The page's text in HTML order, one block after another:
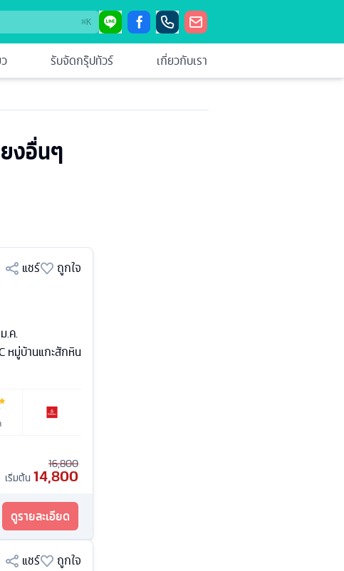
⌘K
รับจัดกรุ๊ปทัวร์ เกี่ยวกับเรา
งอื่นๆ
แชร์
ถูกใจ
.ค.
หมู่บ้านแกะสักหิน
16,800
เริ่มต้น 14,800
ดูรายละเอียด
แชร์
ถูกใจ